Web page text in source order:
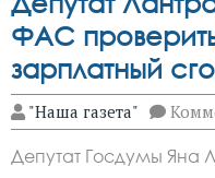
ФАС
зарплатный
"Наша газета"
Депутат Госдумы Яна